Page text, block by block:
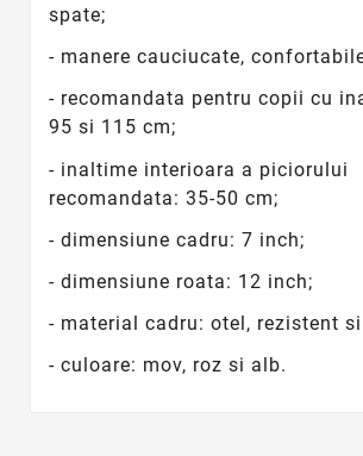
spate;
- manere cauciucate,
- recomandata pentru copii cu
95 si 115 cm;
- inaltime interioara a piciorului
recomandata: 35-50 cm;
- dimensiune cadru: 7 inch;
- dimensiune roata: 12 inch;
- material cadru: otel, rezistent
- culoare: mov, roz si alb.